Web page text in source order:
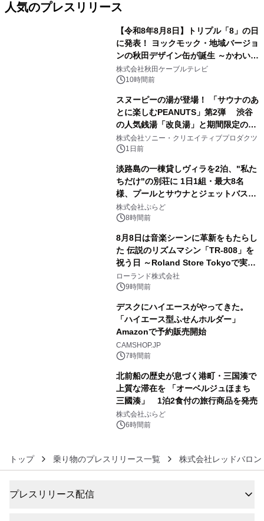
人気のプレスリリース
【令和8年8月8日】トリプル「8」の日
に発表！ ヨックモック・地域バージョ
ンの秋田デザイン缶が誕生 ～かわいい
秋田犬の子犬と秋田の四季と名所を巡
るパッケージ～ 9月1日(火)秋田県内で
株式会社秋田ケーブルテレビ
10時間前
スヌーピーの湯が登場！ 「サウナのあ
とに楽しむPEANUTS」第2弾 渋谷
の人気銭湯「改良湯」と期間限定のコ
ラボレーション サウナイキタイコラ
ボグッズも発売決定！
株式会社ソニー・クリエイティブプロダクツ
1日前
淡路島の一棟貸しヴィラを2泊、"私た
ちだけ"の別荘に 1日1組・最大8名
様、プールとサウナとジェットバス付
きで Villa Mon Temps AWAJIの連泊
素泊りプラン
株式会社ぷらど
8時間前
8月8日は音楽シーンに革新をもたらし
た 伝説のリズムマシン「TR-808」を
祝う日 ～Roland Store Tokyoで実機
を展示しての 記念キャンペーンを開
催 英国ラジオ「NTS」の 特別プログ
アーティストを フィーチャーしたアニ
メーションを公開～
ローランド株式会社
9時間前
デスクにハイエースがやってきた。
「ハイエース型ふせんホルダー」
Amazonで予約販売開始
CAMSHOP.JP
7時間前
北前船の歴史が息づく港町・三国湊で
上質な滞在を 「オーベルジュほまち
三國湊」 1泊2食付の旅行商品を発売
株式会社ぷらど
6時間前
トップ 乗り物のプレスリリース一覧 株式会社レッドバロン
プレスリリース配信